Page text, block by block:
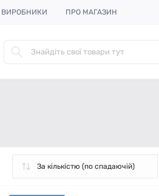
ВИРОБНИКИ ПРО МАГАЗИН